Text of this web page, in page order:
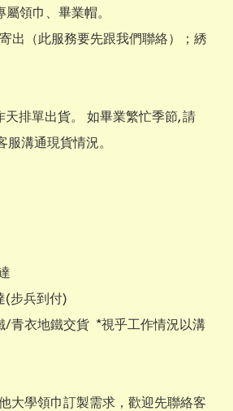
領巾、畢業帽。
出（此服務要先跟我們聯絡）；綉
天排單出貨。 如畢業繁忙季節, 請
溝通現貨情況。
(步兵到付)
青衣地鐵交貨  *視乎工作情況以溝
大學領巾訂製需求，歡迎先聯絡客